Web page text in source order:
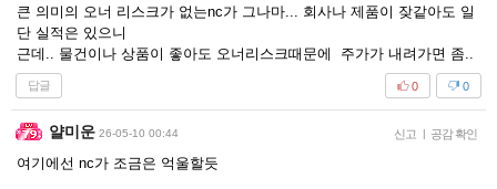
큰 의미의 오너 리스크가 없는nc가 그나마... 회사나 제품이 잦같아도 일
단 실적은 있으니
근데.. 물건이나 상품이 좋아도 오너리스크때문에 주가가 내려가면 좀..
답글 0
0
얄미운 26-05-10 00:44 신고 | 공감 확인
여기에선 nc가 조금은 억울할듯